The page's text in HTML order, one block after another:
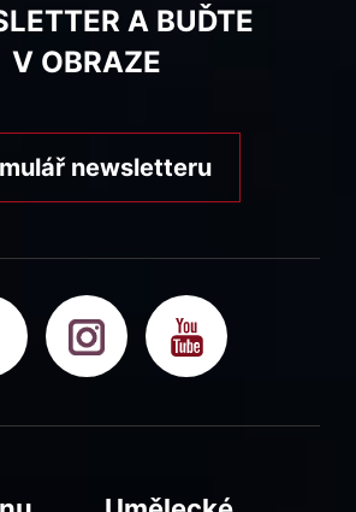
A BUĎTE
V OBRAZE
newsletteru